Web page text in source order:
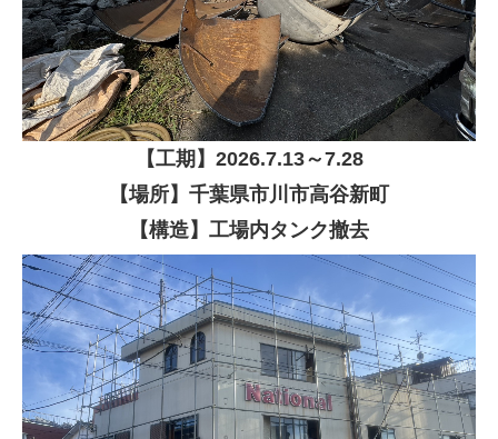
【工期】 2026.7.13～7.28
【場所】千葉県市川市高谷新町
【構造】工場内タンク撤去